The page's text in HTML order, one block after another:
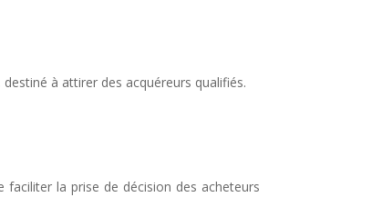
à attirer des acquéreurs qualifiés.
la prise de décision des acheteurs